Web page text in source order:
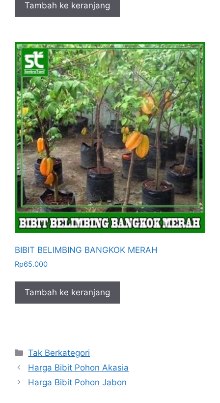
Tambah ke keranjang
BIBIT BELIMBING BANGKOK MERAH
Rp65.000
Tambah ke keranjang
Kategori
Tak Berkategori
Harga Bibit Pohon Akasia
Harga Bibit Pohon Jabon